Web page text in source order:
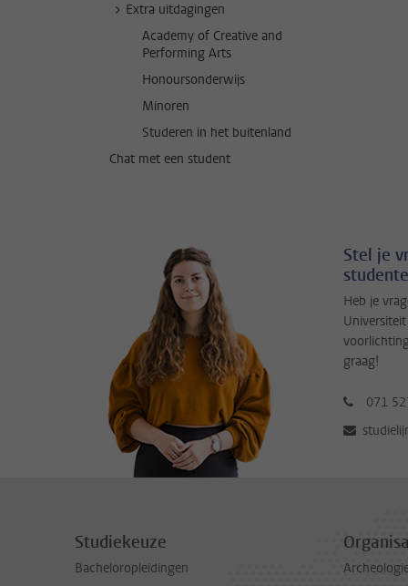
Extra uitdagingen
Academy of Creative and
Performing Arts
Honoursonderwijs
Minoren
Studeren in het buitenland
Chat met een student
Stel je
Heb je
graag!
071
Studiekeuze
Bacheloropleidingen